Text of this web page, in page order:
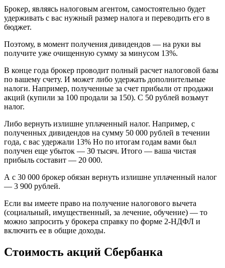
Брокер, являясь налоговым агентом, самостоятельно будет
удерживать с вас нужный размер налога и переводить его в
бюджет.
Поэтому, в момент получения дивидендов — на руки вы
получите уже очищенную сумму за минусом 13%.
В конце года брокер проводит полный расчет налоговой базы
по вашему счету. И может либо удержать дополнительные
налоги. Например, полученные за счет прибыли от продажи
акций (купили за 100 продали за 150). С 50 рублей возьмут
налог.
Либо вернуть излишне уплаченный налог. Например, с
полученных дивидендов на сумму 50 000 рублей в течении
года, с вас удержали 13% Но по итогам годам вами был
получен еще убыток — 30 тысяч. Итого — ваша чистая
прибыль составит — 20 000.
А с 30 000 брокер обязан вернуть излишне уплаченный налог
— 3 900 рублей.
Если вы имеете право на получение налогового вычета
(социальный, имущественный, за лечение, обучение) — то
можно запросить у брокера справку по форме 2-НДФЛ и
включить ее в общие доходы.
Стоимость акций Сбербанка